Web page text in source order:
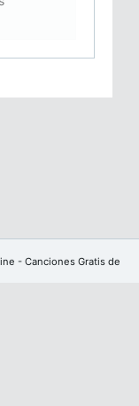
- Canciones Gratis de